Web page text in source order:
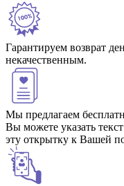
Гарантируем возврат
некачественным.
Мы предлагаем
Вы можете указать
эту открытку к Вашей